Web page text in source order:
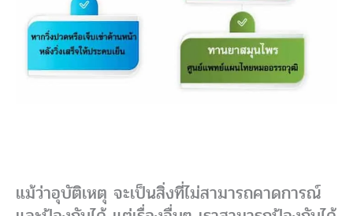
แม้ว่าอุบัติเหตุ จะเป็นสิ่งที่ไม่สามารถคาดการณ์